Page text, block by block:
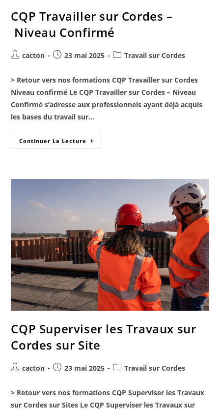
CQP Travailler sur Cordes –
Niveau Confirmé
cacton 23 mai 2025 Travail sur Cordes
> Retour vers nos formations CQP Travailler sur Cordes
Niveau confirmé Le CQP Travailler sur Cordes – Niveau
Confirmé s’adresse aux professionnels ayant déjà acquis
les bases du travail sur…
Continuer La Lecture
CQP Superviser les Travaux sur
Cordes sur Site
cacton 23 mai 2025 Travail sur Cordes
> Retour vers nos formations CQP Superviser les Travaux
sur Cordes sur Sites Le CQP Superviser les Travaux sur